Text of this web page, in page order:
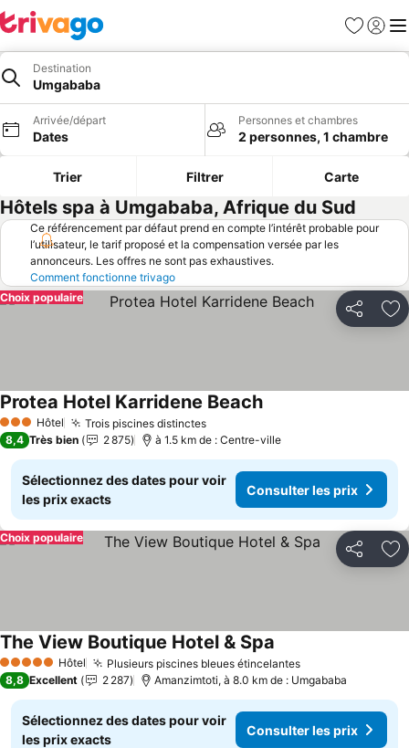
Favoris
Se
Destination
Umgababa
Arrivée/départ
Dates
Personnes et chambres
2 personnes, 1 chambre
Trier Filtrer Carte
Hôtels spa à Umgababa, Afrique du Sud
Ce référencement par défaut prend en compte l’intérêt probable pour
l’utilisateur, le tarif proposé et la compensation versée par les
annonceurs. Les offres ne sont pas exhaustives.
Comment fonctionne trivago
Partager
Choix populaire
3 ÉtoilesHôtel Trois piscines distinctesConsulter les prix
Protea Hotel Karridene BeachConsulter les prix
8,4 Très bien 2 875 à 1.5 km de : Centre-ville
Sélectionnez des dates pour voir
les prix exacts
Consulter les prix
Partager
Choix populaire
5 Étoiles Hôtel Plusieurs piscines bleues étincelantesConsulter les
The View Boutique Hotel & Spa
8,8 Excellent 2 287 Amanzimtoti, à 8.0 km de : Umgababa
Sélectionnez des dates pour voir
les prix exacts
Consulter les prix